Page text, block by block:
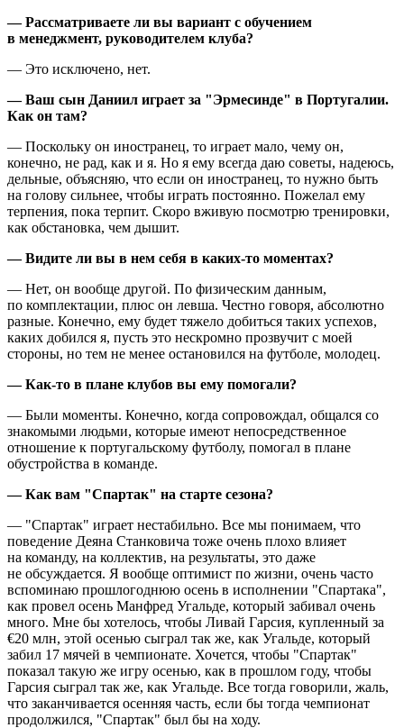
— Рассматриваете ли вы вариант с обучением
в менеджмент, руководителем клуба?
— Это исключено, нет.
— Ваш сын Даниил играет за "Эрмесинде" в Португалии.
Как он там?
— Поскольку он иностранец, то играет мало, чему он,
конечно, не рад, как и я. Но я ему всегда даю советы, надеюсь,
дельные, объясняю, что если он иностранец, то нужно быть
на голову сильнее, чтобы играть постоянно. Пожелал ему
терпения, пока терпит. Скоро вживую посмотрю тренировки,
как обстановка, чем дышит.
— Видите ли вы в нем себя в каких-то моментах?
— Нет, он вообще другой. По физическим данным,
по комплектации, плюс он левша. Честно говоря, абсолютно
разные. Конечно, ему будет тяжело добиться таких успехов,
каких добился я, пусть это нескромно прозвучит с моей
стороны, но тем не менее остановился на футболе, молодец.
— Как-то в плане клубов вы ему помогали?
— Были моменты. Конечно, когда сопровождал, общался со
знакомыми людьми, которые имеют непосредственное
отношение к португальскому футболу, помогал в плане
обустройства в команде.
— Как вам "Спартак" на старте сезона?
— "Спартак" играет нестабильно. Все мы понимаем, что
поведение Деяна Станковича тоже очень плохо влияет
на команду, на коллектив, на результаты, это даже
не обсуждается. Я вообще оптимист по жизни, очень часто
вспоминаю прошлогоднюю осень в исполнении "Спартака",
как провел осень Манфред Угальде, который забивал очень
много. Мне бы хотелось, чтобы Ливай Гарсия, купленный за
€20 млн, этой осенью сыграл так же, как Угальде, который
забил 17 мячей в чемпионате. Хочется, чтобы "Спартак"
показал такую же игру осенью, как в прошлом году, чтобы
Гарсия сыграл так же, как Угальде. Все тогда говорили, жаль,
что заканчивается осенняя часть, если бы тогда чемпионат
продолжился, "Спартак" был бы на ходу.